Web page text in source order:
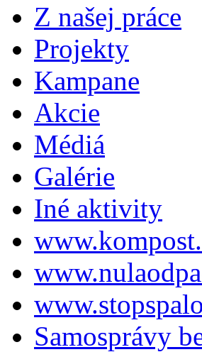
Z našej práce
Projekty
Kampane
Akcie
Médiá
Galérie
Iné aktivity
Samosprávy